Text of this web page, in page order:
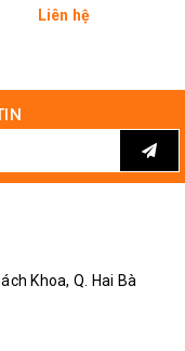
Tử 3M
đề về chất lượng
trung tâm bảo hành
và tư vấn .
Khoa, Hai Bà Trưng,
Năng Lượng Mặt Trời,
Liên hệ
Khoa, Q. Hai Bà